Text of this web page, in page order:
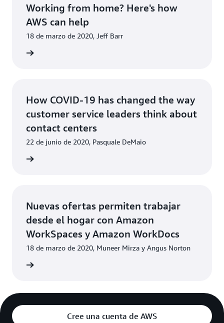
Working from home? Here's how
AWS can help
18 de marzo de 2020, Jeff Barr
How COVID-19 has changed the way
customer service leaders think about
contact centers
22 de junio de 2020, Pasquale DeMaio
Nuevas ofertas permiten trabajar
desde el hogar con Amazon
WorkSpaces y Amazon WorkDocs
18 de marzo de 2020, Muneer Mirza y Angus Norton
Cree una cuenta de AWS